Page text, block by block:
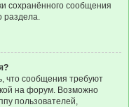
сохранённого сообщения
раздела.
что сообщения требуют
на форум. Возможно
пользователей,